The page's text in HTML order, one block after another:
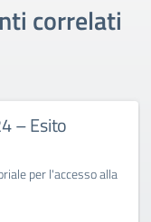
correlati
– Esito
per l'accesso alla